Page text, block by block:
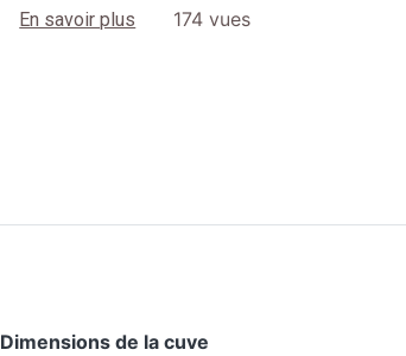
En savoir plus sur 3200 S4
174 vues
Dimensions de la cuve